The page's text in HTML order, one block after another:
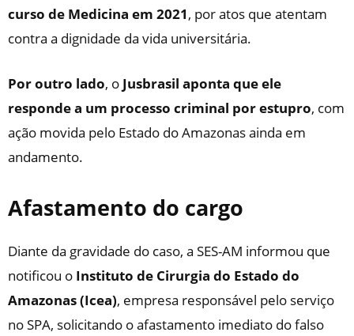
curso de Medicina em 2021, por atos que atentam
contra a dignidade da vida universitária.
Por outro lado, o Jusbrasil aponta que ele
responde a um processo criminal por estupro, com
ação movida pelo Estado do Amazonas ainda em
andamento.
Afastamento do cargo
Diante da gravidade do caso, a SES-AM informou que
notificou o Instituto de Cirurgia do Estado do
Amazonas (Icea), empresa responsável pelo serviço
no SPA, solicitando o afastamento imediato do falso